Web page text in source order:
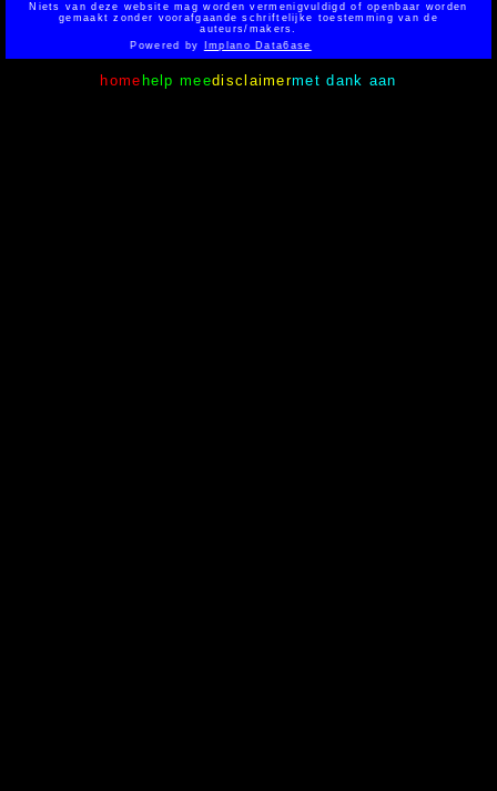
Niets van deze website mag worden vermenigvuldigd of openbaar worden
gemaakt zonder voorafgaande schriftelijke toestemming van de
auteurs/makers.
Powered by Implano Data6ase
home help meedisclaimermet dank aan